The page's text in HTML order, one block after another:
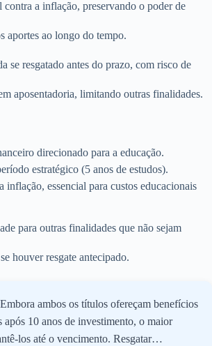
contra a inflação, preservando o poder de
aportes ao longo do tempo.
se resgatado antes do prazo, com risco de
aposentadoria, limitando outras finalidades.
direcionado para a educação.
estratégico (5 anos de estudos).
inflação, essencial para custos educacionais
para outras finalidades que não sejam
houver resgate antecipado.
Embora ambos os títulos ofereçam benefícios
após 10 anos de investimento, o maior
los até o vencimento. Resgatar